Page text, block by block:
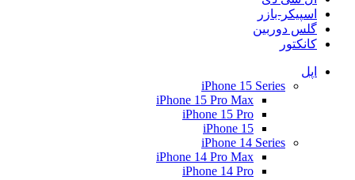
اسپیکر-بازر
گلس دوربین
کانکتور
اپل
iPhone 15 Series
iPhone 15 Pro Max
iPhone 15 Pro
iPhone 15
iPhone 14 Series
iPhone 14 Pro Max
iPhone 14 Pro